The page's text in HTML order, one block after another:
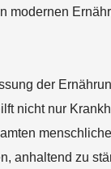
modernen
der
nicht nur
anhaltend zu